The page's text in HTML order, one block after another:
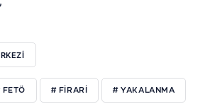
FETÖ # FİRARİ # YAKALANMA